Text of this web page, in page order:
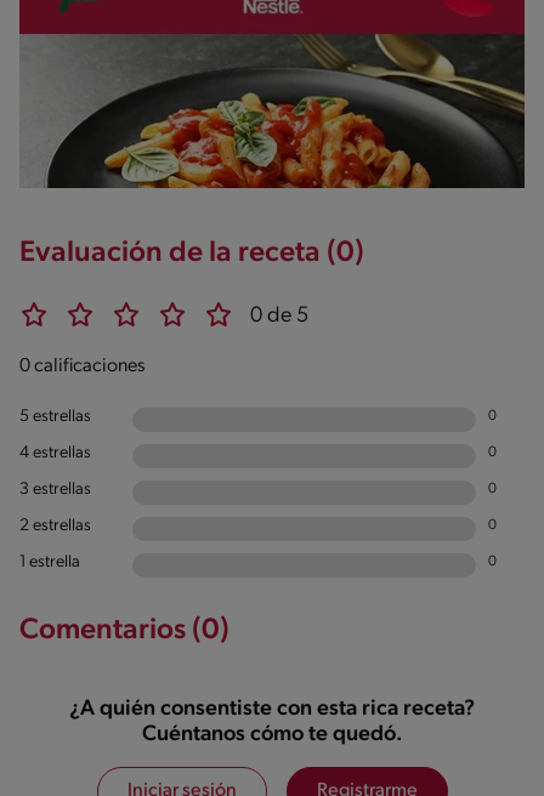
Evaluación de la receta (0)
0 de 5
0 calificaciones
5 estrellas 0
4 estrellas 0
3 estrellas 0
2 estrellas 0
1 estrella 0
Comentarios (0)
¿A quién consentiste con esta rica receta?
Cuéntanos cómo te quedó.
Iniciar sesión Registrarme